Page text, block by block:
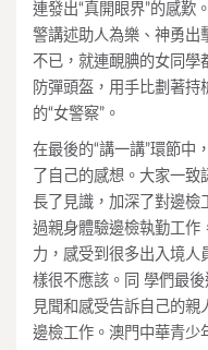
連發出“真開眼界”的感歎
警講述助人為樂、神勇出
不已，就連靦腆的女同學
防彈頭盔，用手比劃著
的“女警察”。
在最後的“講一講”環節中
了自己的感想。大家一
長了見識，加深了對邊檢
過親身體驗邊檢執勤工作
力，感受到很多出入境人
樣很不應該。同 學們最
見聞和感受告訴自己的
邊檢工作。澳門中華青少